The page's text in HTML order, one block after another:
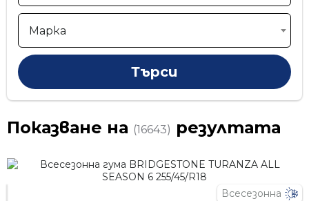
Марка
Показване на (16643) резултата
Всесезонна